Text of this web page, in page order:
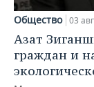
Общество 03
Азат
граждан и